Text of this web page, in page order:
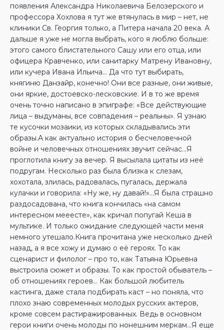
появления Александра Николаевича Белозерского и
профессора Хохлова я тут же втянулась в мир – нет, не
клиники Св. Георгия только, а Питера начала 20 века. А
дальше я уже не могла выбрать, кого я люблю больше:
этого самого блистательного Сашу или его отца, или
офицера Кравченко, или санитарку Матрену Ивановну,
или кучера Ивана Ильича… Да что тут выбирать,
княгиню Данзайр, конечно! Они все разные, они живые,
они яркие, достоевско-лесковские. И в то же время
очень точно написано в эпиграфе: «Все действующие
лица – выдуманы, все совпадения – реальны». Я узнаю
те кусочки мозаики, из которых складывались эти
образы.А как актуально история о бесчеловечной
войне и человечных отношениях звучит сейчас…Я
проглотила книгу за вечер. Я высылала цитаты из неё
подругам. Несколько раз была близка к слезам,
хохотала, злилась, радовалась, пугалась, держала
кулачки и говорила: «Ну же, ну давай!»…Я была страшно
раздосадована, что книга кончилась «на самом
интересном мееесте», как кричал попугай Кеша в
мультике. И только ожидание следующей части меня
немного утешало.Книга прочитана уже несколько дней
назад, а я все хожу и думаю о её героях. То как
сценарист и филолог – про то, как Татьяна Юрьевна
выстроила сюжет и образы. То как простой обыватель –
об отношениях героев… Как большой любитель
кастинга, даже стала подбирать каст – но поняла, что
плохо знаю современных молодых русских актеров,
кроме совсем растиражированных. Ведь в основном
герои книги очень молоды по нонешним меркам…Я еще